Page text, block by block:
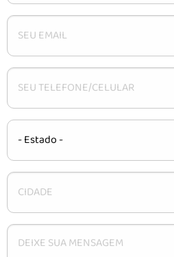
COMO COMPRAR
CARACTERÍSTICAS
INSTALAÇÃO
CONTATO